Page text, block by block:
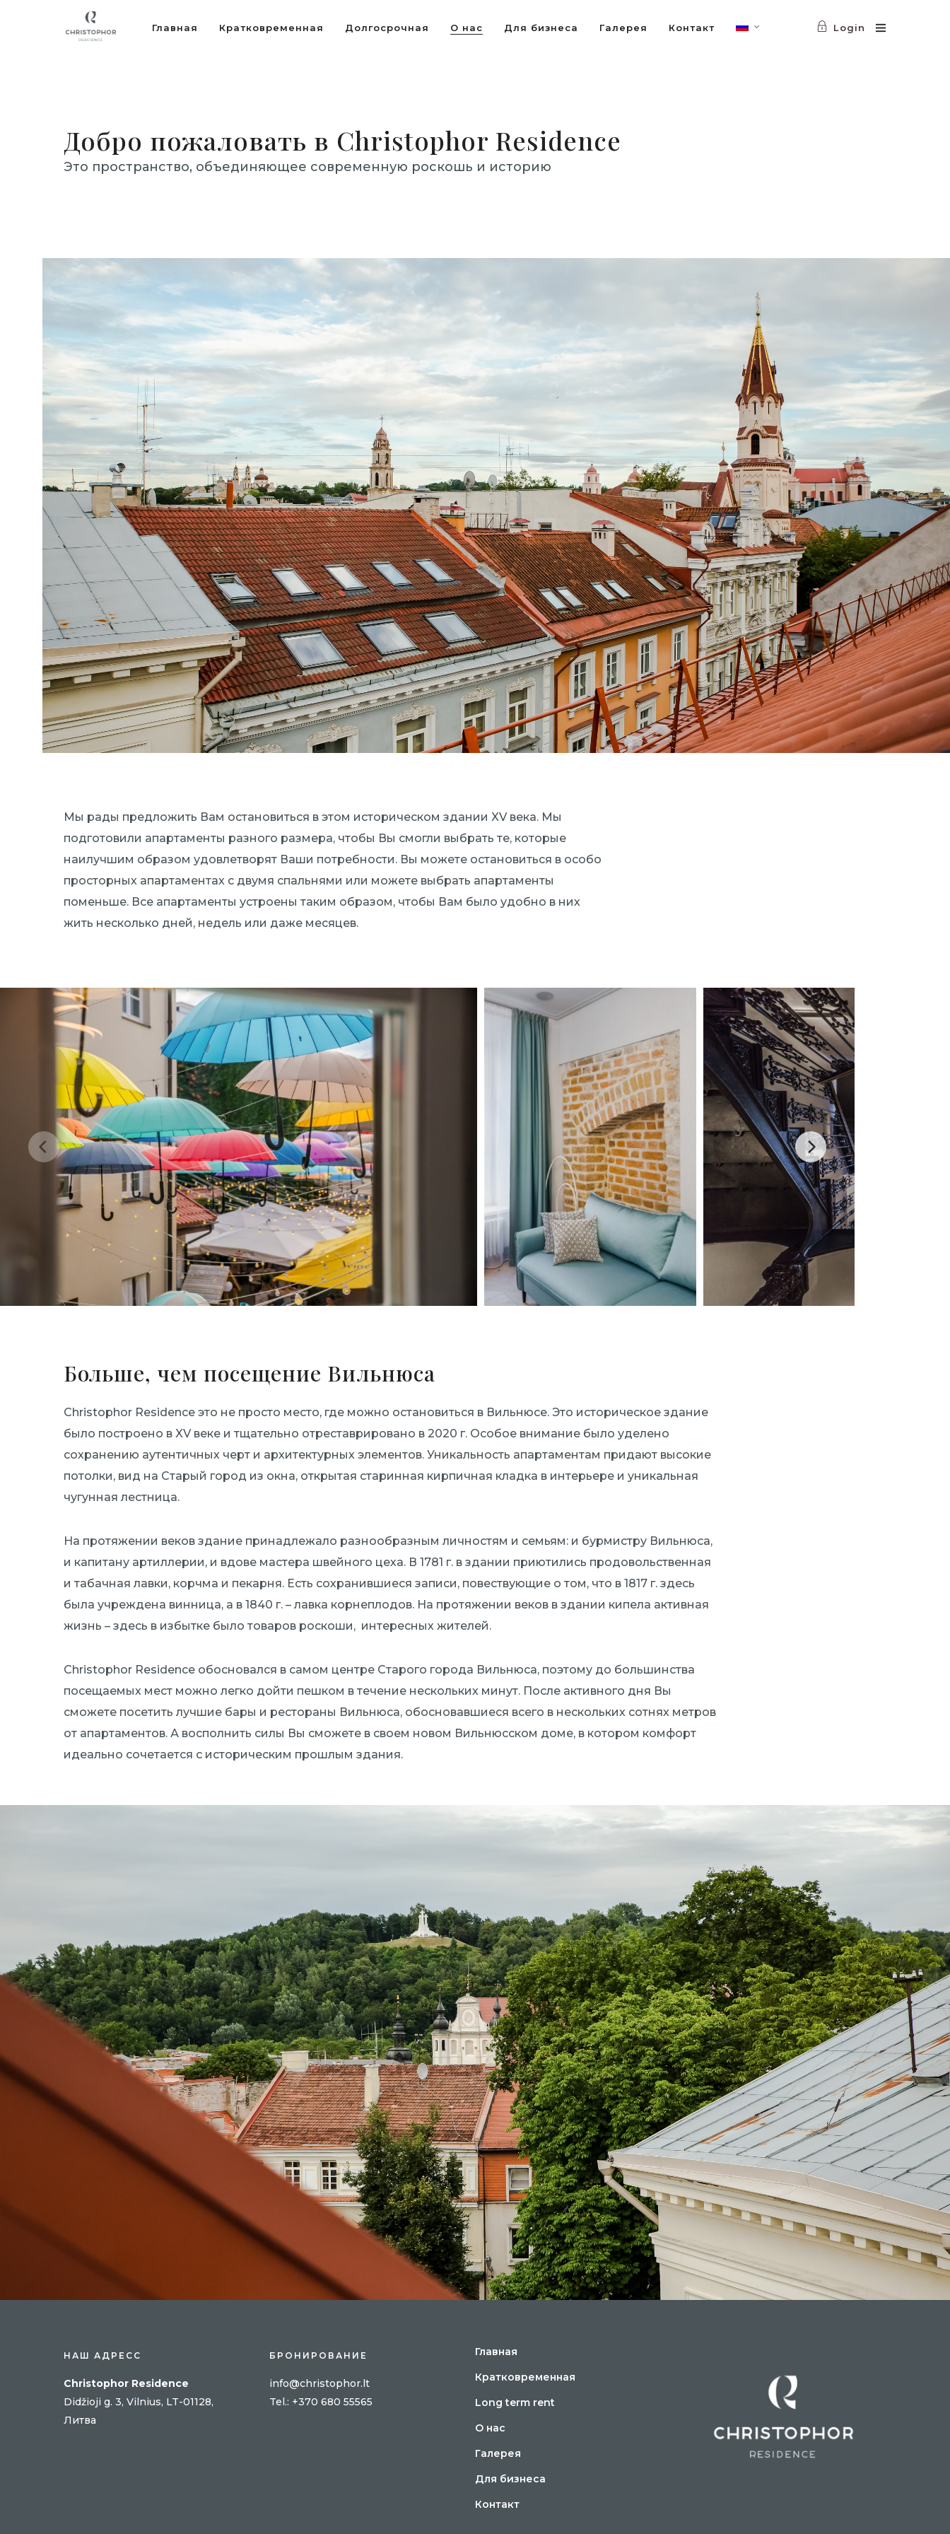
Главная Кратковременная Долгосрочная О нас Для бизнеса Галерея Контакт Login
Добро пожаловать в Christophor Residence
Это пространство, объединяющее современную роскошь и историю
Мы рады предложить Вам остановиться в этом историческом здании XV века. Мы
подготовили апартаменты разного размера, чтобы Вы смогли выбрать те, которые
наилучшим образом удовлетворят Ваши потребности. Вы можете остановиться в особо
просторных апартаментах с двумя спальнями или можете выбрать апартаменты
поменьше. Все апартаменты устроены таким образом, чтобы Вам было удобно в них
жить несколько дней, недель или даже месяцев.
Больше, чем посещение Вильнюса
Christophor Residence это не просто место, где можно остановиться в Вильнюсе. Это историческое здание
было построено в XV веке и тщательно отреставрировано в 2020 г. Особое внимание было уделено
сохранению аутентичных черт и архитектурных элементов. Уникальность апартаментам придают высокие
потолки, вид на Старый город из окна, открытая старинная кирпичная кладка в интерьере и уникальная
чугунная лестница.
На протяжении веков здание принадлежало разнообразным личностям и семьям: и бурмистру Вильнюса,
и капитану артиллерии, и вдове мастера швейного цеха. В 1781 г. в здании приютились продовольственная
и табачная лавки, корчма и пекарня. Есть сохранившиеся записи, повествующие о том, что в 1817 г. здесь
была учреждена винница, а в 1840 г. – лавка корнеплодов. На протяжении веков в здании кипела активная
жизнь – здесь в избытке было товаров роскоши, интересных жителей.
Christophor Residence обосновался в самом центре Старого города Вильнюса, поэтому до большинства
посещаемых мест можно легко дойти пешком в течение нескольких минут. После активного дня Вы
сможете посетить лучшие бары и рестораны Вильнюса, обосновавшиеся всего в нескольких сотнях метров
от апартаментов. А восполнить силы Вы сможете в своем новом Вильнюсском доме, в котором комфорт
идеально сочетается с историческим прошлым здания.
НАШ АДРЕСС
Christophor Residence
Didžioji g. 3, Vilnius, LT-01128,
Литва
БРОНИРОВАНИЕ
info@christophor.lt
Tel.: +370 680 55565
Главная
Кратковременная
Long term rent
О нас
Галерея
Для бизнеса
Контакт